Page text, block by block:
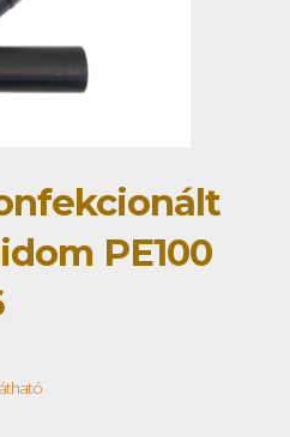
PE100